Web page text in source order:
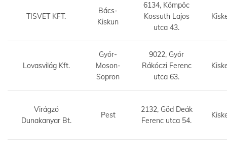
TISVET KFT.
Bács-
Kiskun
6134, Kömpöc
Kossuth Lajos
utca 43.
Lovasvilág Kft.
Győr-
Moson-
Sopron
9022, Győr
Rákóczi Ferenc
utca 63.
Virágzó
Dunakanyar Bt.
Pest
2132, Göd Deák
Ferenc utca 54.